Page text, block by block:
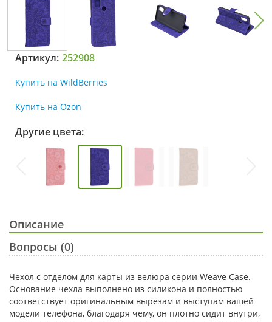
Артикул: 252908
Купить на WildBerries
Купить на Ozon
Другие цвета:
Описание
Вопросы (0)
Чехол с отделом для карты из велюра серии Weave Case.
Основание чехла выполнено из силикона и полностью
соответствует оригинальным вырезам и выступам вашей
модели телефона, благодаря чему, он плотно сидит внутри,